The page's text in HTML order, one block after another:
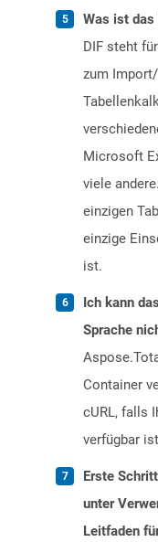
Was ist das
DIF steht
zum
Microsoft
viele
einzigen
einzige
ist.
Ich kann
Sprache
Container
cURL, falls
verfügbar
Erste
unter
Leitfaden